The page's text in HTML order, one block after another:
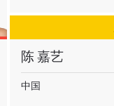
陈 嘉艺
中国